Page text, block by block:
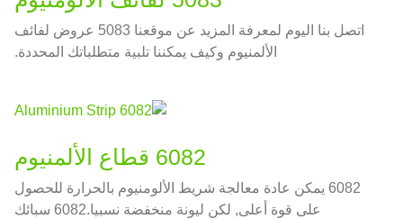
اتصل بنا اليوم لمعرفة المزيد عن موقعنا 5083 عروض لفائف
الألمنيوم وكيف يمكننا تلبية متطلباتك المحددة.
6082 قطاع الألمنيوم
6082 يمكن عادة معالجة شريط الألومنيوم بالحرارة للحصول
على قوة أعلى, لكن ليونة منخفضة نسبيا.6082 سبائك